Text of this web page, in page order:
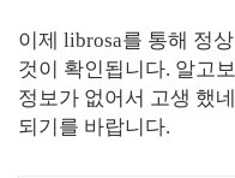
이제 librosa를 통해 정
것이 확인됩니다. 알고
정보가 없어서 고생 했
되기를 바랍니다.